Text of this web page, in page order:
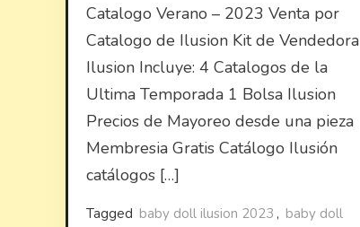
Catalogo Verano – 2023 Venta por
Catalogo de Ilusion Kit de Vendedora
Ilusion Incluye: 4 Catalogos de la
Ultima Temporada 1 Bolsa Ilusion
Precios de Mayoreo desde una pieza
Membresia Gratis Catálogo Ilusión
catálogos […]
Tagged baby doll ilusion 2023 , baby doll